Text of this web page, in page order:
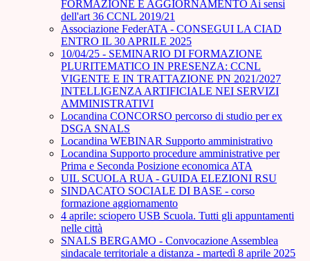
FORMAZIONE E AGGIORNAMENTO Ai sensi
dell'art 36 CCNL 2019/21
Associazione FederATA - CONSEGUI LA CIAD
ENTRO IL 30 APRILE 2025
10/04/25 - SEMINARIO DI FORMAZIONE
PLURITEMATICO IN PRESENZA: CCNL
VIGENTE E IN TRATTAZIONE PN 2021/2027
INTELLIGENZA ARTIFICIALE NEI SERVIZI
AMMINISTRATIVI
Locandina CONCORSO percorso di studio per ex
DSGA SNALS
Locandina WEBINAR Supporto amministrativo
Locandina Supporto procedure amministrative per
Prima e Seconda Posizione economica ATA
UIL SCUOLA RUA - GUIDA ELEZIONI RSU
SINDACATO SOCIALE DI BASE - corso
formazione aggiornamento
4 aprile: sciopero USB Scuola. Tutti gli appuntamenti
nelle città
SNALS BERGAMO - Convocazione Assemblea
sindacale territoriale a distanza - martedì 8 aprile 2025